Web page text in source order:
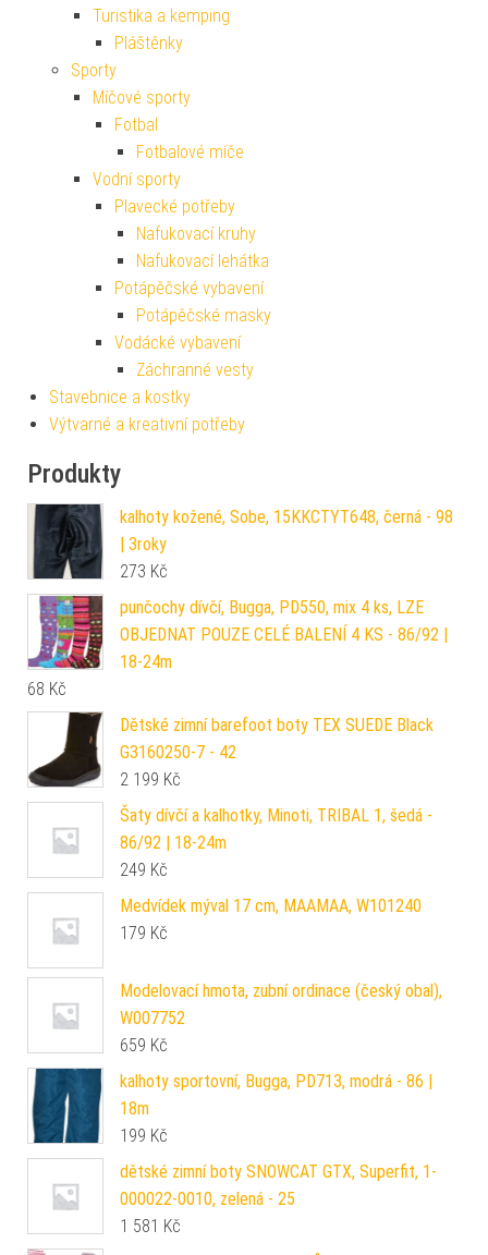
Turistika a kemping
Pláštěnky
Sporty
Míčové sporty
Fotbal
Fotbalové míče
Vodní sporty
Plavecké potřeby
Nafukovací kruhy
Nafukovací lehátka
Potápěčské vybavení
Potápěčské masky
Vodácké vybavení
Záchranné vesty
Stavebnice a kostky
Výtvarné a kreativní potřeby
Produkty
kalhoty kožené, Sobe, 15KKCTYT648, černá - 98
| 3roky
273 Kč
punčochy dívčí, Bugga, PD550, mix 4 ks, LZE
OBJEDNAT POUZE CELÉ BALENÍ 4 KS - 86/92 |
18-24m
68 Kč
Dětské zimní barefoot boty TEX SUEDE Black
G3160250-7 - 42
2 199 Kč
Šaty dívčí a kalhotky, Minoti, TRIBAL 1, šedá -
86/92 | 18-24m
249 Kč
Medvídek mýval 17 cm, MAAMAA, W101240
179 Kč
Modelovací hmota, zubní ordinace (český obal),
W007752
659 Kč
kalhoty sportovní, Bugga, PD713, modrá - 86 |
18m
199 Kč
dětské zimní boty SNOWCAT GTX, Superfit, 1-
000022-0010, zelená - 25
1 581 Kč